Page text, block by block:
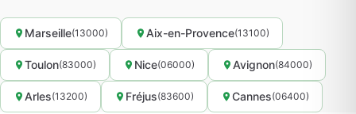
Marseille(13000) Aix-en-Provence(13100)
Toulon(83000) Nice(06000) Avignon(84000)
Arles(13200) Fréjus(83600) Cannes(06400)